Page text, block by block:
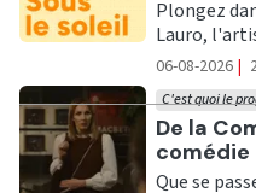
Plongez
Lauro,
06-08-2026 |
Ecouter
De la
C'est quoi le
Que se